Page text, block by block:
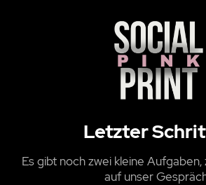
Letzter
Es gibt noch zwei kleine
auf unser